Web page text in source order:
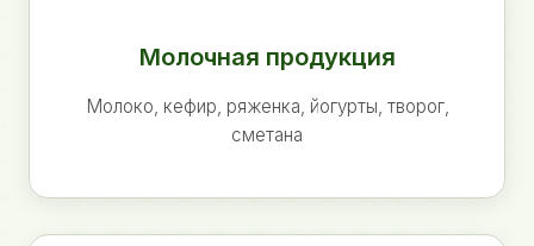
Молочная продукция
Молоко, кефир, ряженка, йогурты, творог,
сметана